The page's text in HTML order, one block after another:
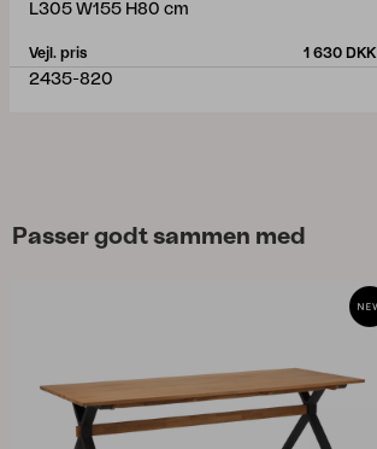
L305 W155 H80 cm
Vejl. pris 1 630 DKK
2435-820
Passer godt sammen med